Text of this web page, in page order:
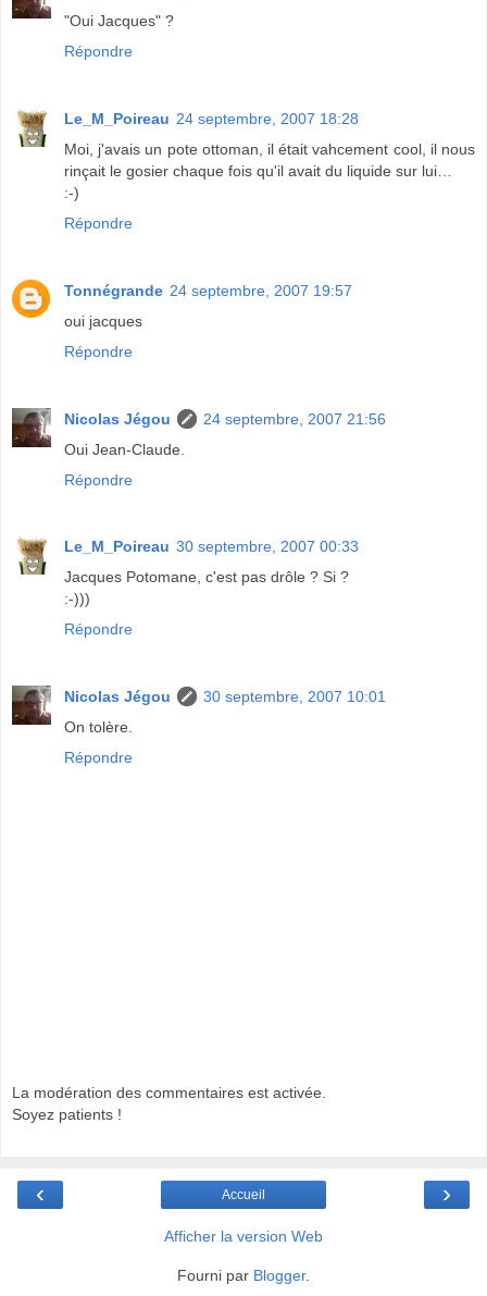
"Oui Jacques" ?
Répondre
Le_M_Poireau 24 septembre, 2007 18:28
Moi, j'avais un pote ottoman, il était vahcement cool, il nous
rinçait le gosier chaque fois qu'il avait du liquide sur lui…
:-)
Répondre
Tonnégrande 24 septembre, 2007 19:57
oui jacques
Répondre
Nicolas Jégou
24 septembre, 2007 21:56
Oui Jean-Claude.
Répondre
Le_M_Poireau 30 septembre, 2007 00:33
Jacques Potomane, c'est pas drôle ? Si ?
:-)))
Répondre
Nicolas Jégou
30 septembre, 2007 10:01
On tolère.
Répondre
La modération des commentaires est activée.
Soyez patients !
‹ ›
Accueil
Afficher la version Web
Fourni par Blogger.